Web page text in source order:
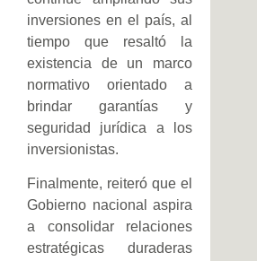
inversiones en el país, al
tiempo que resaltó la
existencia de un marco
normativo orientado a
brindar garantías y
seguridad jurídica a los
inversionistas.
Finalmente, reiteró que el
Gobierno nacional aspira
a consolidar relaciones
estratégicas duraderas